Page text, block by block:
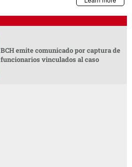
BCH emite comunicado por captura de
funcionarios vinculados al caso